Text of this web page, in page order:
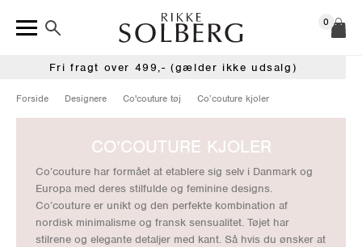
0
Fri fragt over 499,- (gælder ikke udsalg)
Forside Designere Co'couture tøj Co’couture kjoler
CO’COUTURE KJOLER
Co’couture har formået at etablere sig selv i Danmark og
Europa med deres stilfulde og feminine designs.
Co’couture er unikt og den perfekte kombination af
nordisk minimalisme og fransk sensualitet. Tøjet har
stilrene og elegante detaljer med kant. Så hvis du ønsker at